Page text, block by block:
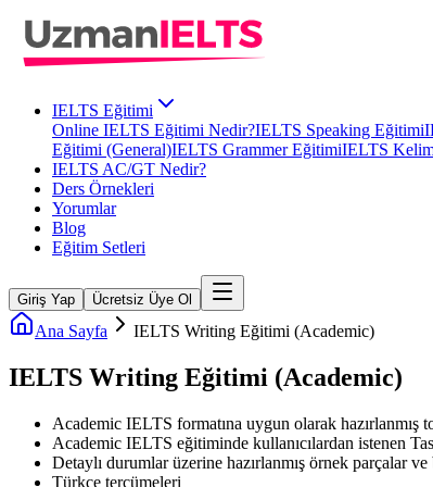
IELTS Eğitimi
Online IELTS Eğitimi Nedir?IELTS Speaking Eğitimi
Eğitimi (General)IELTS Grammer EğitimiIELTS
IELTS AC/GT Nedir?
Ders Örnekleri
Yorumlar
Blog
Eğitim Setleri
Giriş Yap Ücretsiz Üye Ol
Ana Sayfa IELTS Writing Eğitimi (Academic)
IELTS Writing Eğitimi (Academic)
Academic IELTS formatına uygun olarak hazırlanmış
Academic IELTS eğitiminde kullanıcılardan istenen
Detaylı durumlar üzerine hazırlanmış örnek parçalar ve
Türkçe tercümeleri